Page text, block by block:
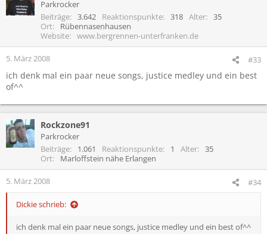
Parkrocker
Beiträge
3.642 Reaktionspunkte 318 Alter
35
Ort
Rübennasenhausen
Website
www.bergrennen-unterfranken.de
5. März 2008 #33
ich denk mal ein paar neue songs, justice medley und ein best
of^^
Rockzone91
Parkrocker
Beiträge
1.061 Reaktionspunkte 1 Alter
35
Ort
Marloffstein nähe Erlangen
5. März 2008 #34
Dickie schrieb:
ich denk mal ein paar neue songs, justice medley und ein best of^^